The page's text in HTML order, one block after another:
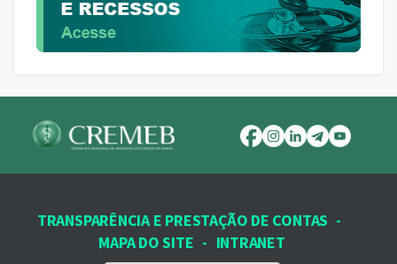
TRANSPARÊNCIA E PRESTAÇÃO DE CONTAS -
MAPA DO SITE - INTRANET